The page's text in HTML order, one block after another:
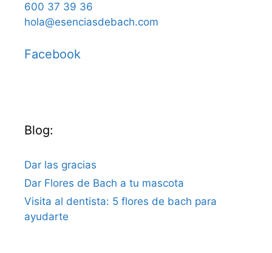
600 37 39 36
hola@esenciasdebach.com
Facebook
Blog:
Dar las gracias
Dar Flores de Bach a tu mascota
Visita al dentista: 5 flores de bach para
ayudarte